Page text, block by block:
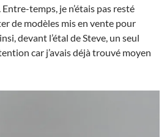
temps, je n’étais pas resté
de modèles mis en vente pour
devant l’étal de Steve, un seul
car j’avais déjà trouvé moyen